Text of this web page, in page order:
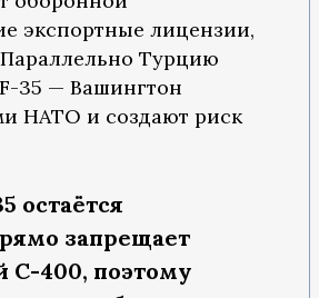
экспортные лицензии,
Параллельно Турцию
35 — Вашингтон
НАТО и создают риск
остаётся
запрещает
С-400, поэтому